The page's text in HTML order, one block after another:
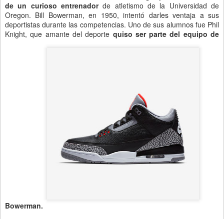
de un curioso entrenadorde atletismo de la Universidad de
Oregon. Bill Bowerman, en 1950, intentó darles ventaja a sus
deportistas durante las competencias. Uno de sus alumnos fue Phil
Knight, que amante del deporte quiso ser parte del equipo de
Bowerman.